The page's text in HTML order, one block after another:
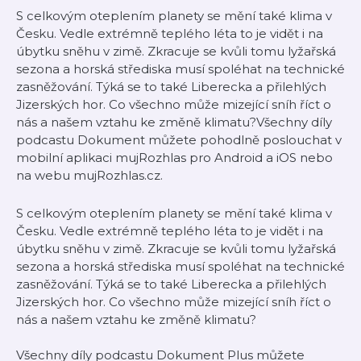
S celkovým oteplením planety se mění také klima v
Česku. Vedle extrémně teplého léta to je vidět i na
úbytku sněhu v zimě. Zkracuje se kvůli tomu lyžařská
sezona a horská střediska musí spoléhat na technické
zasněžování. Týká se to také Liberecka a přilehlých
Jizerských hor. Co všechno může mizející sníh říct o
nás a našem vztahu ke změně klimatu?Všechny díly
podcastu Dokument můžete pohodlně poslouchat v
mobilní aplikaci mujRozhlas pro Android a iOS nebo
na webu mujRozhlas.cz.
S celkovým oteplením planety se mění také klima v
Česku. Vedle extrémně teplého léta to je vidět i na
úbytku sněhu v zimě. Zkracuje se kvůli tomu lyžařská
sezona a horská střediska musí spoléhat na technické
zasněžování. Týká se to také Liberecka a přilehlých
Jizerských hor. Co všechno může mizející sníh říct o
nás a našem vztahu ke změně klimatu?
Všechny díly podcastu Dokument Plus můžete